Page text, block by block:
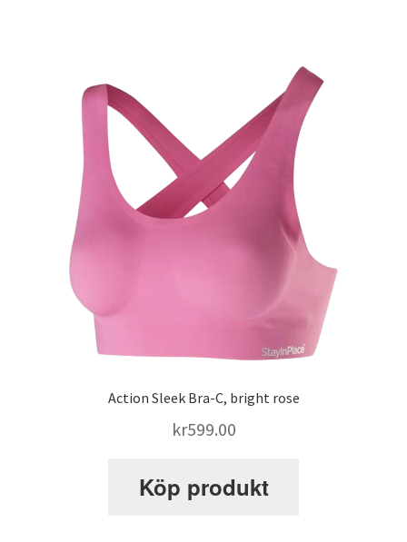
SATS Spårvagnshallarna
SATS Sportpalatset
SATS Stureplan
SATS Sveavägen
Sleep Repair
Smolov Jr – träningsprogram
Action Sleek Bra-C, bright rose
kr599.00
Köp produkt